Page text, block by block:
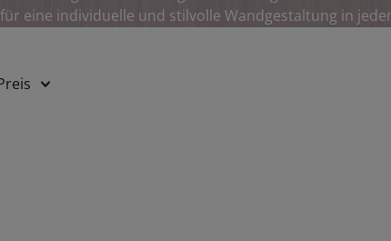
eine individuelle und stilvolle Wandgestaltung in